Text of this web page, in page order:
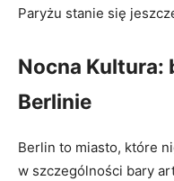
Paryżu stanie się
Nocna
Berlinie
Berlin to miasto, które
w szczególności bary